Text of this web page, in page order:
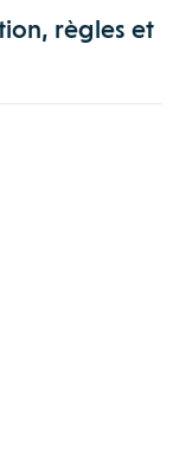
règles et